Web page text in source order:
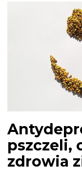
pszczeli,
zdrowia